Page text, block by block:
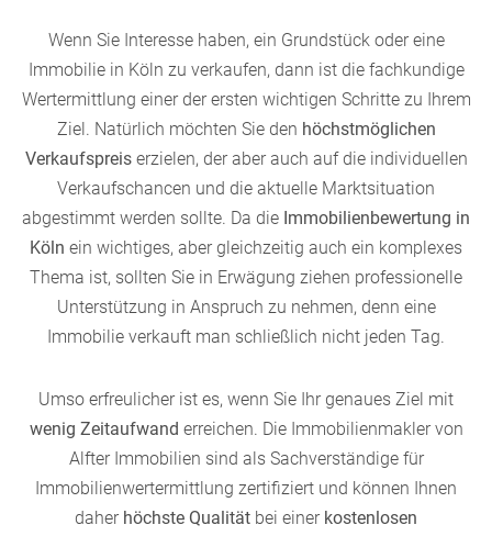
Wenn Sie Interesse haben, ein Grundstück oder eine
Immobilie in Köln zu verkaufen, dann ist die fachkundige
Wertermittlung einer der ersten wichtigen Schritte zu Ihrem
Ziel. Natürlich möchten Sie den höchstmöglichen
Verkaufspreiserzielen, der aber auch auf die individuellen
Verkaufschancen und die aktuelle Marktsituation
abgestimmt werden sollte. Da die Immobilienbewertung in
Köln ein wichtiges, aber gleichzeitig auch ein komplexes
Thema ist, sollten Sie in Erwägung ziehen professionelle
Unterstützung in Anspruch zu nehmen, denn eine
Immobilie verkauft man schließlich nicht jeden Tag.
Umso erfreulicher ist es, wenn Sie Ihr genaues Ziel mit
wenig Zeitaufwand erreichen. Die Immobilienmakler von
Alfter Immobilien sind als Sachverständige für
Immobilienwertermittlung zertifiziert und können Ihnen
daher höchste Qualität bei einer kostenlosen